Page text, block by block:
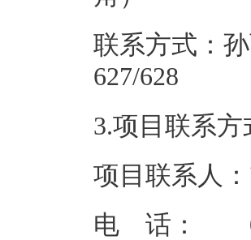
联系方式：
3.项目联系方
项目联系人
电 话：